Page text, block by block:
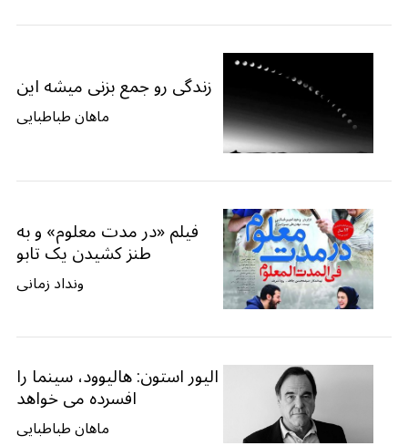
زندگی رو جمع بزنی میشه این
ماهان طباطبایی
فیلم «در مدت معلوم» و به
طنز کشیدن یک تابو
ونداد زمانی
الیور استون: هالیوود، سینما را
افسرده می خواهد
ماهان طباطبایی